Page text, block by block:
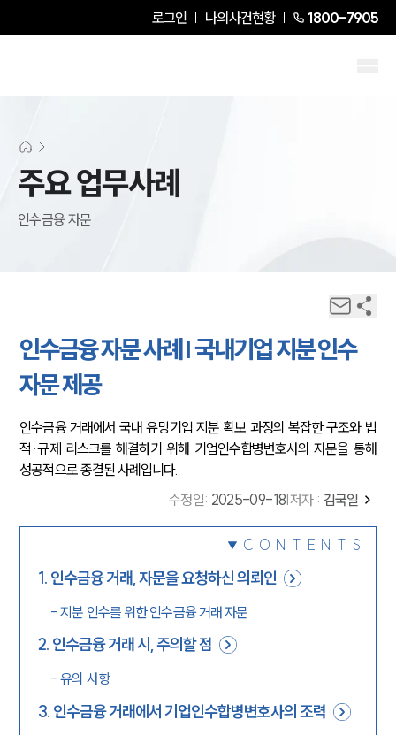
로그인 나의사건현황 1800-7905
주요 업무사례
인수금융 자문
인수금융 자문 사례 | 국내기업 지분 인수
자문 제공
인수금융 거래에서 국내 유망기업 지분 확보 과정의 복잡한 구조와 법
적·규제 리스크를 해결하기 위해 기업인수합병변호사의 자문을 통해
성공적으로 종결된 사례입니다.
수정일: 2025-09-18 저자 : 김국일
CONTENTS
1. 인수금융 거래, 자문을 요청하신 의뢰인
-지분 인수를 위한 인수금융 거래 자문
2. 인수금융 거래 시, 주의할 점
-유의 사항
3. 인수금융 거래에서 기업인수합병변호사의 조력